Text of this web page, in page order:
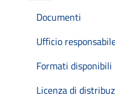
Documenti
Ufficio
Formati disponibili
Licenza di